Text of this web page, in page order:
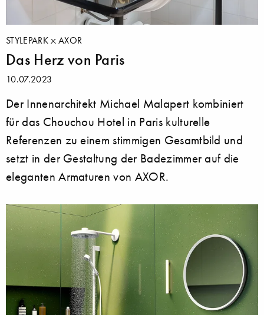
STYLEPARK AXOR
Das Herz von Paris
10.07.2023
Der Innenarchitekt Michael Malapert kombiniert
für das Chouchou Hotel in Paris kulturelle
Referenzen zu einem stimmigen Gesamtbild und
setzt in der Gestaltung der Badezimmer auf die
eleganten Armaturen von AXOR.